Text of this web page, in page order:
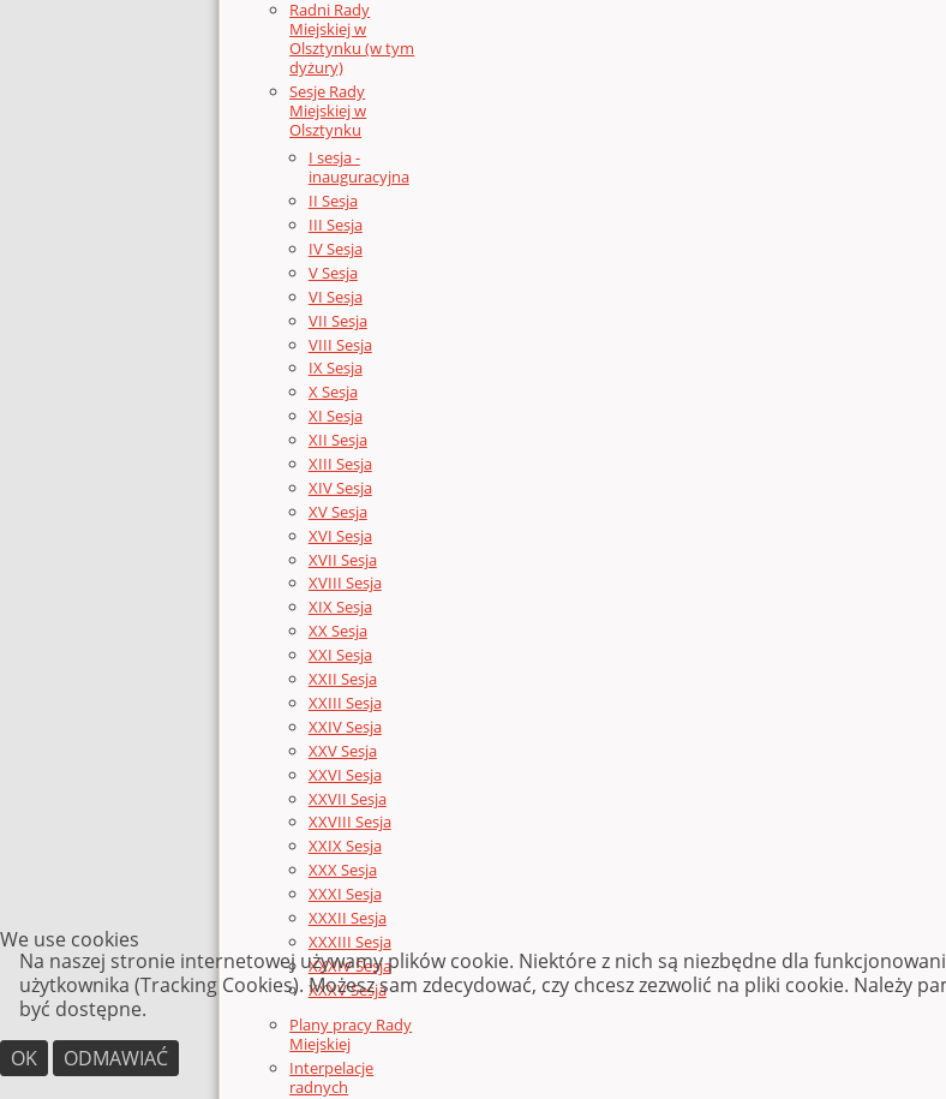
Radni Rady
Miejskiej w
Olsztynku (w tym
dyżury)
Sesje Rady
Miejskiej w
Olsztynku
I sesja -
inauguracyjna
II Sesja
III Sesja
IV Sesja
V Sesja
VI Sesja
VII Sesja
VIII Sesja
IX Sesja
X Sesja
XI Sesja
XII Sesja
XIII Sesja
XIV Sesja
XV Sesja
XVI Sesja
XVII Sesja
XVIII Sesja
XIX Sesja
XX Sesja
XXI Sesja
XXII Sesja
XXIII Sesja
XXIV Sesja
XXV Sesja
XXVI Sesja
XXVII Sesja
XXVIII Sesja
XXIX Sesja
XXX Sesja
XXXI Sesja
XXXII Sesja
XXXIII Sesja
XXXIV Sesja
XXXV Sesja
Plany pracy Rady
Miejskiej
Interpelacje
radnych
We use cookies
Na naszej stronie internetowej używamy plików cookie. Niektóre z nich są niezbędne dla
użytkownika (Tracking Cookies). Możesz sam zdecydować, czy chcesz zezwolić na pliki cookie. Należy
być dostępne.
OK
ODMAWIAĆ